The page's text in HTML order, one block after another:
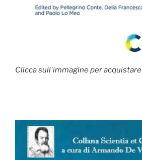
Clicca sull'immagine per acquistare